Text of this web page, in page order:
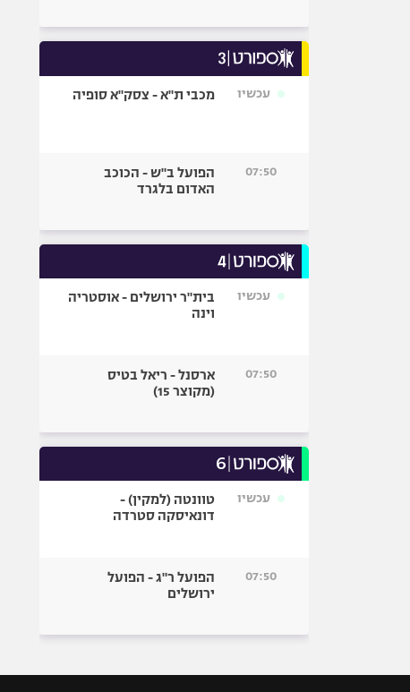
עכשיו מכבי ת"א - צסק"א סופיה
07:50
הפועל ב"ש - הכוכב
האדום בלגרד
עכשיו
בית"ר ירושלים - אוסטריה
וינה
07:50
ארסנל - ריאל בטיס
(מקוצר 15)
עכשיו
טוונטה (למקין) -
דונאיסקה סטרדה
07:50
הפועל ר"ג - הפועל
ירושלים